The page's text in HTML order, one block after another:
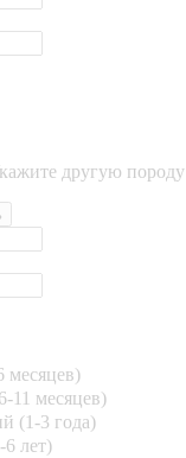
другую породу
11 месяцев)
(1-3 года)
лет)